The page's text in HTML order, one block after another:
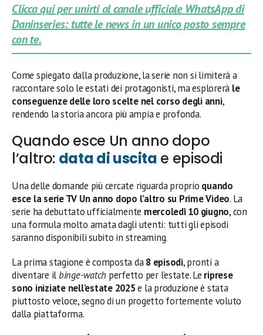
Clicca qui per unirti al canale ufficiale WhatsApp di
Daninseries: tutte le news in un unico posto sempre
con te.
Come spiegato dalla produzione, la serie non si limiterà a
raccontare solo le estati dei protagonisti, ma esplorerà le
conseguenze delle loro scelte nel corso degli anni,
rendendo la storia ancora più ampia e profonda.
Quando esce Un anno dopo
l’altro: data di uscita e episodi
Una delle domande più cercate riguarda proprio quando
esce la serie TV Un anno dopo l’altro su Prime Video. La
serie ha debuttato ufficialmente mercoledì 10 giugno, con
una formula molto amata dagli utenti: tutti gli episodi
saranno disponibili subito in streaming.
La prima stagione è composta da8 episodi, pronti a
diventare ilbinge-watch perfetto per l’estate. Le riprese
sono iniziate nell’estate 2025e la produzione è stata
piuttosto veloce, segno di un progetto fortemente voluto
dalla piattaforma.